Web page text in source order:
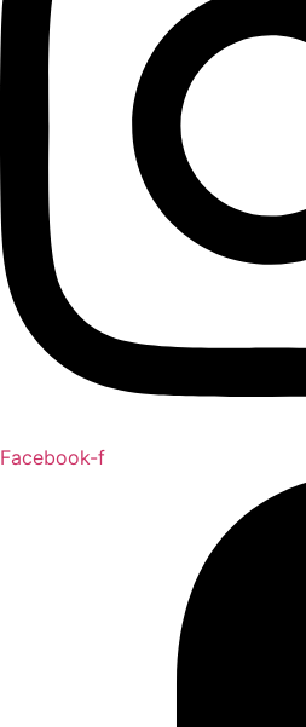
Facebook-f